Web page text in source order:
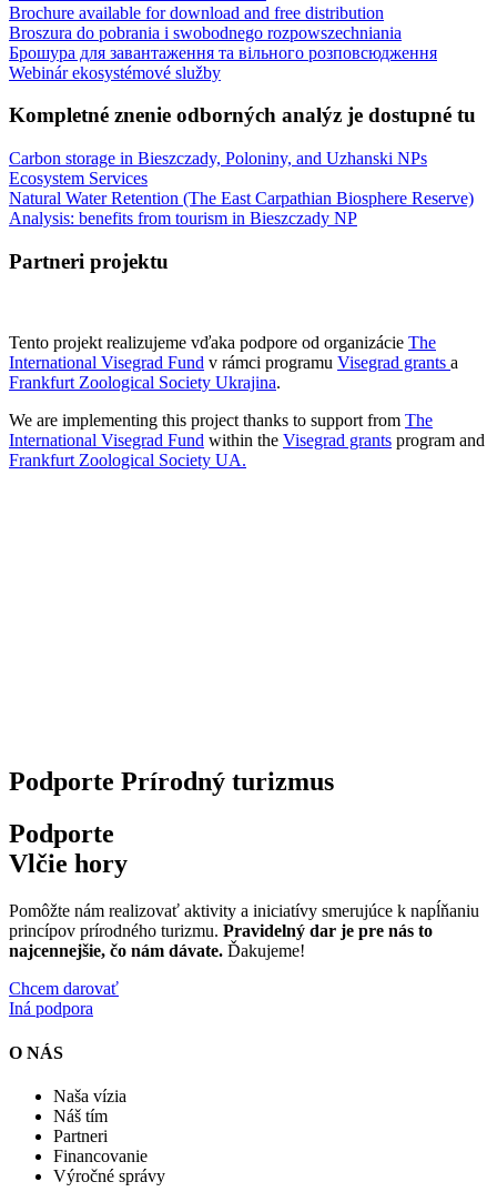
Brochure available for download and free distribution
Broszura do pobrania i swobodnego rozpowszechniania
Брошура для завантаження та вільного розповсюдження
Webinár ekosystémové služby
Kompletné znenie odborných analýz je dostupné tu
Carbon storage in Bieszczady, Poloniny, and Uzhanski NPs
Ecosystem Services
Natural Water Retention (The East Carpathian Biosphere Reserve)
Analysis: benefits from tourism in Bieszczady NP
Partneri projektu
Tento projekt realizujeme vďaka podpore od organizácie The
International Visegrad Fund v rámci programu Visegrad grants a
Frankfurt Zoological Society Ukrajina.
We are implementing this project thanks to support from The
International Visegrad Fund within the Visegrad grants program and
Frankfurt Zoological Society UA.
Podporte Prírodný turizmus
Podporte
Vlčie hory
Pomôžte nám realizovať aktivity a iniciatívy smerujúce k napĺňaniu
princípov prírodného turizmu. Pravidelný dar je pre nás to
najcennejšie, čo nám dávate. Ďakujeme!
Chcem darovať
Iná podpora
O NÁS
Naša vízia
Náš tím
Partneri
Financovanie
Výročné správy